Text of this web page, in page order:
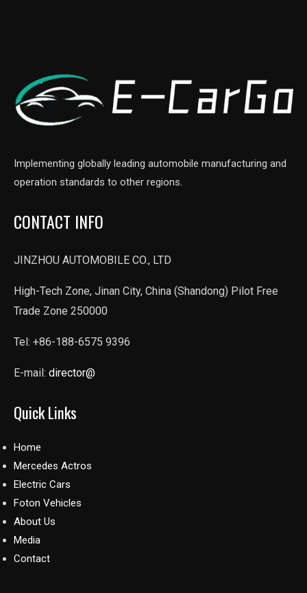
Implementing globally leading automobile manufacturing and
operation standards to other regions.
CONTACT INFO
JINZHOU AUTOMOBILE CO., LTD
High-Tech Zone, Jinan City, China (Shandong) Pilot Free
Trade Zone 250000
Tel: +86-188-6575 9396
E-mail: director@
Quick Links
Home
Mercedes Actros
Electric Cars
Foton Vehicles
About Us
Media
Contact